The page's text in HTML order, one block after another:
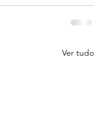
Ver tudo